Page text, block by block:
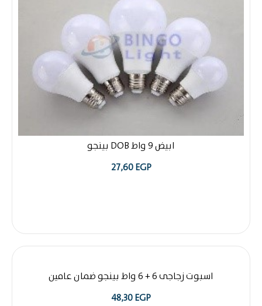
ابيض 9 واط DOB بينجو
27,60EGP
اسبوت زجاجى 6 + 6 واط بينجو ضمان عامين
48,30EGP